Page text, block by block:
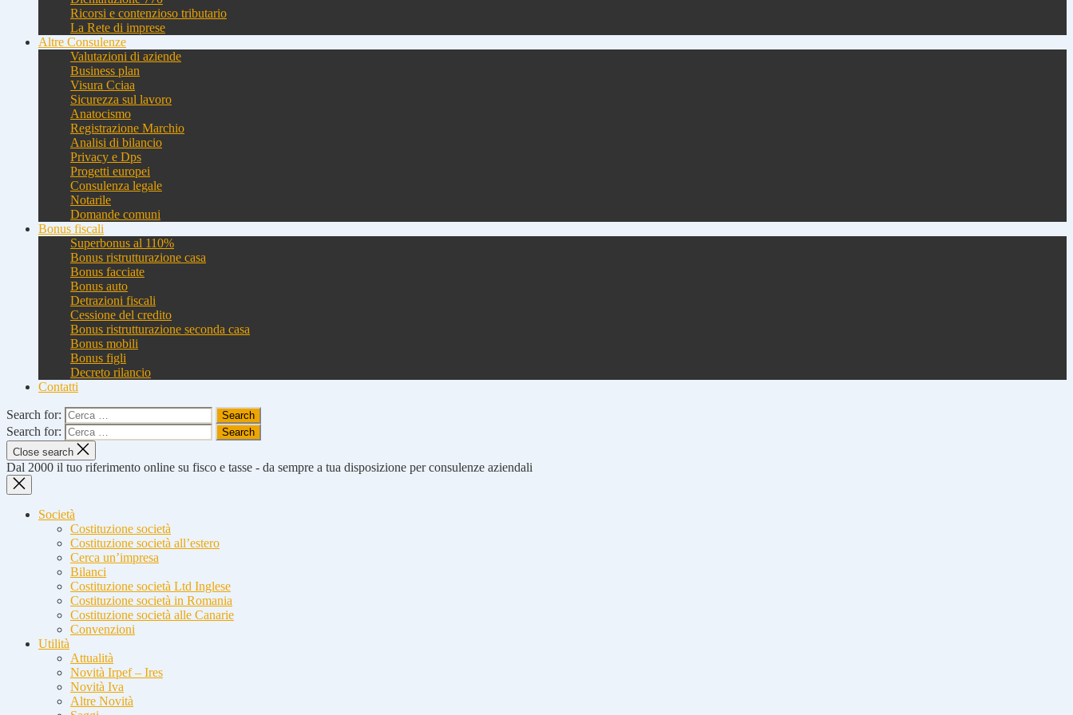
Ricorsi e contenzioso tributario
La Rete di imprese
Altre Consulenze
Valutazioni di aziende
Business plan
Visura Cciaa
Sicurezza sul lavoro
Anatocismo
Registrazione Marchio
Analisi di bilancio
Privacy e Dps
Progetti europei
Consulenza legale
Notarile
Domande comuni
Bonus fiscali
Superbonus al 110%
Bonus ristrutturazione casa
Bonus facciate
Bonus auto
Detrazioni fiscali
Cessione del credito
Bonus ristrutturazione seconda casa
Bonus mobili
Bonus figli
Decreto rilancio
Contatti
Search for:
Search for:
Close search
Dal 2000 il tuo riferimento online su fisco e tasse - da sempre a tua disposizione per consulenze aziendali
Società
Costituzione società
Costituzione società all’estero
Cerca un’impresa
Bilanci
Costituzione società Ltd Inglese
Costituzione società in Romania
Costituzione società alle Canarie
Convenzioni
Utilità
Attualità
Novità Irpef – Ires
Novità Iva
Altre Novità